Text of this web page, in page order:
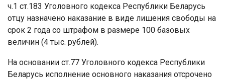
ч.1 ст.183 Уголовного кодекса Республики Беларусь
отцу назначено наказание в виде лишения свободы на
срок 2 года со штрафом в размере 100 базовых
величин (4 тыс. рублей).
На основании ст.77 Уголовного кодекса Республики
Беларусь исполнение основного наказания отсрочено